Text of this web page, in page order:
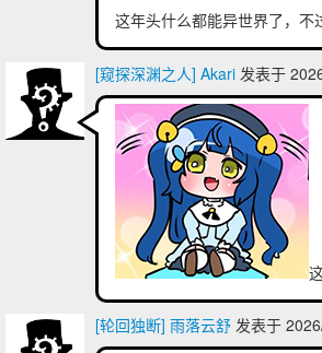
这年头什么都能异世界了，不
[窥探深渊之人] Akari 发表于
[轮回独断] 雨落云舒 发表于